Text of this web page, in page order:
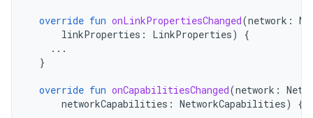
override fun onLinkPropertiesChanged(network :
linkProperties : LinkProperties)
{
...
}
override fun onCapabilitiesChanged(network :
networkCapabilities : NetworkCapabilities)
{